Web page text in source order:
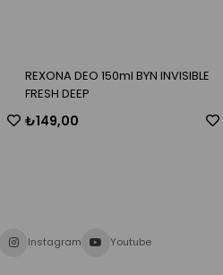
REXONA DEO 150ml BYN INVISIBLE
FRESH DEEP
₺149,00
Instagram Youtube